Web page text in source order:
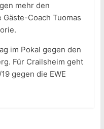
mehr den
Gäste-Coach Tuomas
im Pokal gegen den
Für Crailsheim geht
gegen die EWE